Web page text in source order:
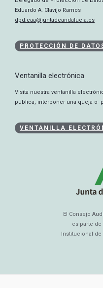
Eduardo A. Clavijo Ramos
dpd.caa@juntadeandalucia.es
PROTECCIÓN DE
Ventanilla electrónica
Visita nuestra ventanilla
pública, interponer una queja o
VENTANILLA
El Consejo
es parte
Institucional